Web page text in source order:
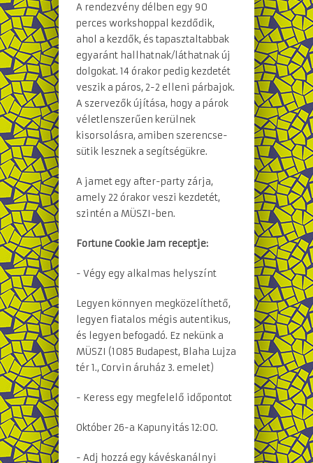
A rendezvény délben egy 90
perces workshoppal kezdődik,
ahol a kezdők, és tapasztaltabbak
egyaránt hallhatnak/láthatnak új
dolgokat. 14 órakor pedig kezdetét
veszik a páros, 2-2 elleni párbajok.
A szervezők újítása, hogy a párok
véletlenszerűen kerülnek
kisorsolásra, amiben szerencse-
sütik lesznek a segítségükre.
A jamet egy after-party zárja,
amely 22 órakor veszi kezdetét,
szintén a MÜSZI-ben.
Fortune Cookie Jam receptje:
- Végy egy alkalmas helyszínt
Legyen könnyen megközelíthető,
legyen fiatalos mégis autentikus,
és legyen befogadó. Ez nekünk a
MÜSZI (1085 Budapest, Blaha Lujza
tér 1., Corvin áruház 3. emelet)
- Keress egy megfelelő időpontot
Október 26-a Kapunyitás 12:00.
- Adj hozzá egy kávéskanálnyi